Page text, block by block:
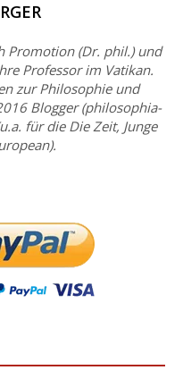
Promotion (Dr. phil.) und
Professor im Vatikan.
zur Philosophie und
Blogger (philosophia-
für die Die Zeit, Junge